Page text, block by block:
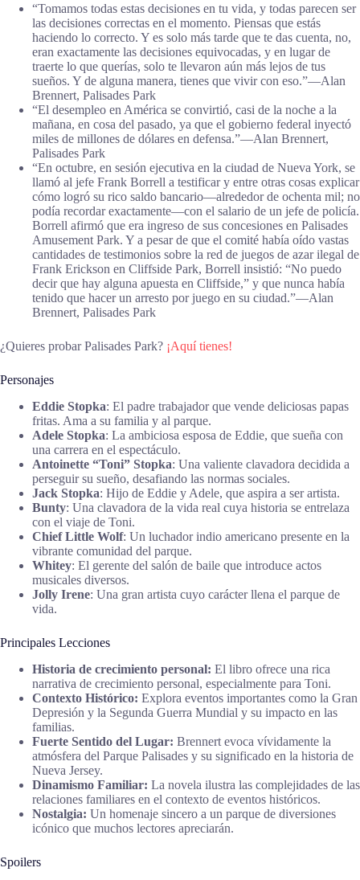
“Tomamos todas estas decisiones en tu vida, y todas parecen ser
las decisiones correctas en el momento. Piensas que estás
haciendo lo correcto. Y es solo más tarde que te das cuenta, no,
eran exactamente las decisiones equivocadas, y en lugar de
traerte lo que querías, solo te llevaron aún más lejos de tus
sueños. Y de alguna manera, tienes que vivir con eso.”―Alan
Brennert, Palisades Park
“El desempleo en América se convirtió, casi de la noche a la
mañana, en cosa del pasado, ya que el gobierno federal inyectó
miles de millones de dólares en defensa.”―Alan Brennert,
Palisades Park
“En octubre, en sesión ejecutiva en la ciudad de Nueva York, se
llamó al jefe Frank Borrell a testificar y entre otras cosas explicar
cómo logró su rico saldo bancario—alrededor de ochenta mil; no
podía recordar exactamente—con el salario de un jefe de policía.
Borrell afirmó que era ingreso de sus concesiones en Palisades
Amusement Park. Y a pesar de que el comité había oído vastas
cantidades de testimonios sobre la red de juegos de azar ilegal de
Frank Erickson en Cliffside Park, Borrell insistió: “No puedo
decir que hay alguna apuesta en Cliffside,” y que nunca había
tenido que hacer un arresto por juego en su ciudad.”―Alan
Brennert, Palisades Park
¿Quieres probar Palisades Park? ¡Aquí tienes!
Personajes
Eddie Stopka: El padre trabajador que vende deliciosas papas
fritas. Ama a su familia y al parque.
Adele Stopka: La ambiciosa esposa de Eddie, que sueña con
una carrera en el espectáculo.
Antoinette “Toni” Stopka: Una valiente clavadora decidida a
perseguir su sueño, desafiando las normas sociales.
Jack Stopka: Hijo de Eddie y Adele, que aspira a ser artista.
Bunty: Una clavadora de la vida real cuya historia se entrelaza
con el viaje de Toni.
Chief Little Wolf: Un luchador indio americano presente en la
vibrante comunidad del parque.
Whitey: El gerente del salón de baile que introduce actos
musicales diversos.
Jolly Irene: Una gran artista cuyo carácter llena el parque de
vida.
Principales Lecciones
Historia de crecimiento personal: El libro ofrece una rica
narrativa de crecimiento personal, especialmente para Toni.
Contexto Histórico: Explora eventos importantes como la Gran
Depresión y la Segunda Guerra Mundial y su impacto en las
familias.
Fuerte Sentido del Lugar: Brennert evoca vívidamente la
atmósfera del Parque Palisades y su significado en la historia de
Nueva Jersey.
Dinamismo Familiar: La novela ilustra las complejidades de las
relaciones familiares en el contexto de eventos históricos.
Nostalgia: Un homenaje sincero a un parque de diversiones
icónico que muchos lectores apreciarán.
Spoilers